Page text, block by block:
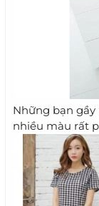
Những bạn gầy
nhiều màu rất